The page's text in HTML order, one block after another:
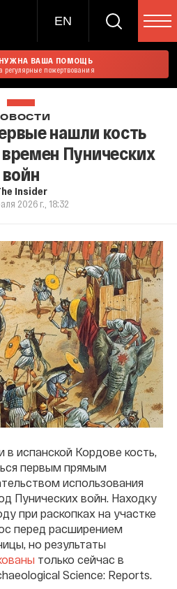
EN
ВАША ПОМОЩЬ
пожертвования
нашли кость
Пунических
войн
Insider
2026 г., 18:32
испанской Кордове кость,
первым прямым
использования
Пунических войн. Находку
при раскопках на участке
перед расширением
но результаты
только сейчас в
Science: Reports.